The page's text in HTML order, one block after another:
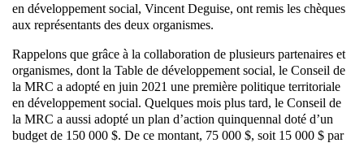
en développement social, Vincent Deguise, ont remis les chèques
aux représentants des deux organismes.
Rappelons que grâce à la collaboration de plusieurs partenaires et
organismes, dont la Table de développement social, le Conseil de
la MRC a adopté en juin 2021 une première politique territoriale
en développement social. Quelques mois plus tard, le Conseil de
la MRC a aussi adopté un plan d’action quinquennal doté d’un
budget de 150 000 $. De ce montant, 75 000 $, soit 15 000 $ par